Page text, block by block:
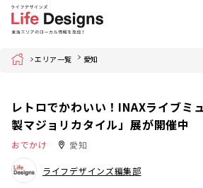
Home エリア一覧 愛知
レトロでかわいい！INAXライブミ
製マジョリカタイル」展が開催中
おでかけ 愛知
ライフデザインズ編集部